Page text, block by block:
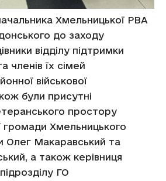
Хмельницької РВА
до заходу
відділу підтримки
членів їх сімей
військової
були присутні
простору
громади Хмельницького
Олег Макаравський та
а також керівниця
ГО